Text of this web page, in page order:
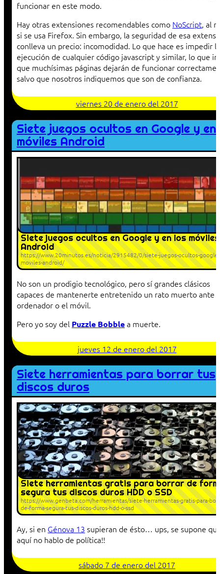
funcionar en este modo.
Hay otras extensiones recomendables como NoScript, al
si se usa Firefox. Sin embargo, la seguridad de esa
conlleva un precio: incomodidad. Lo que hace es impedir la
ejecución de cualquier código javascript y similar, lo que
que muchísimas páginas dejarán de funcionar
salvo que nosotros indiquemos que son de confianza.
viernes 20 de enero del 2017
Siete juegos ocultos en Google y en
móviles Android
Siete juegos ocultos en Google y en los móviles
Android
https://www.20minutos.es/noticia/2915482/0/siete-juegos-ocultos-google-
moviles-android/
No son un prodigio tecnológico, pero sí grandes clásicos
capaces de mantenerte entretenido un rato muerto ante
ordenador o el móvil.
Pero yo soy del Puzzle Bobblea muerte.
jueves 12 de enero del 2017
Siete herramientas para borrar tus
discos duros
Siete herramientas gratis para borrar de
segura tus discos duros HDD o SSD
https://www.genbeta.com/herramientas/siete-herramientas-gratis-para-
de-forma-segura-tus-discos-duros-hdd-o-ssd
Ay, si en Génova 13 supieran de ésto… ups, se supone
aquí no hablo de política!!
sábado 7 de enero del 2017